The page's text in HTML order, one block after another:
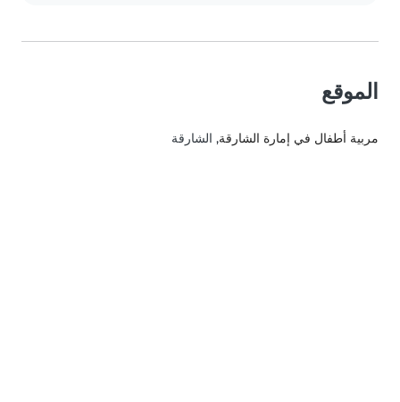
الموقع
مربية أطفال في إمارة الشارقة, الشارقة